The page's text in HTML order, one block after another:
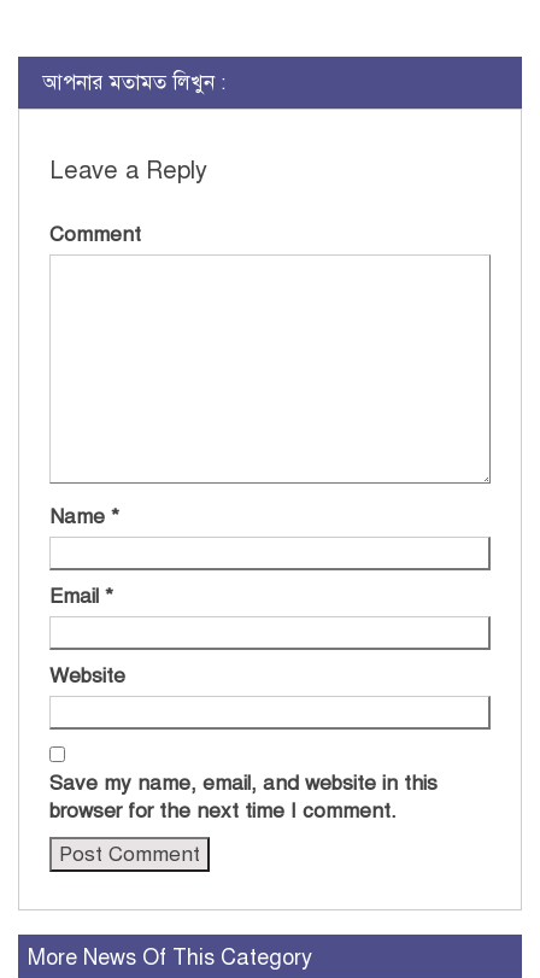
আপনার মতামত লিখুন :
Leave a Reply
Comment
Name *
Email *
Website
Save my name, email, and website in this
browser for the next time I comment.
More News Of This Category